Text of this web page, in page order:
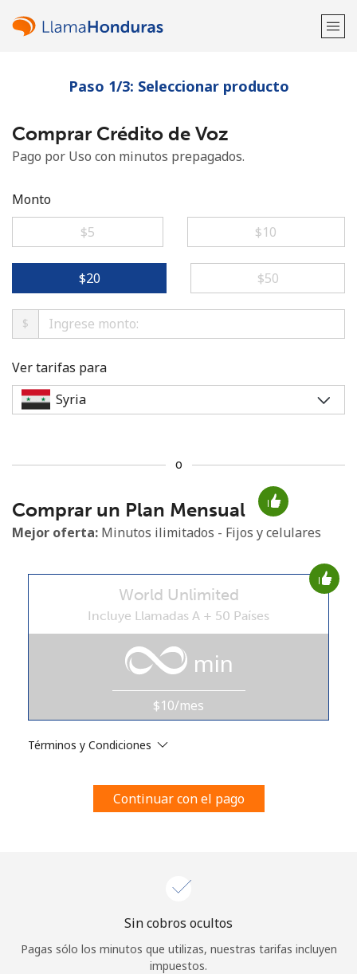
¡Bienvenido!
¿Ya tienes una cuenta?Inicia sesión →
No se ha creado una contraseña
Mínimo 8 caracteres
Una letra mayúscula y una minúscula
Un número
estosTérminos y condiciones.
Únete
¡Hola!
Inicia sesión oREGÍSTRATE →
Paso 1/3: Seleccionar producto
Comprar Crédito de Voz
Pago por Uso con minutos prepagados.
Monto
⁦$5⁩
⁦$10⁩
⁦$20⁩ ⁦$50⁩
$
Ver tarifas para
o
Comprar un Plan Mensual
Mejor oferta: Minutos ilimitados - Fijos y celulares
World Unlimited
Incluye Llamadas A + 50 Países
min
$10/mes
Términos y Condiciones
Continuar con el pago
Sin cobros ocultos
Pagas sólo los minutos que utilizas, nuestras tarifas incluyen
impuestos.